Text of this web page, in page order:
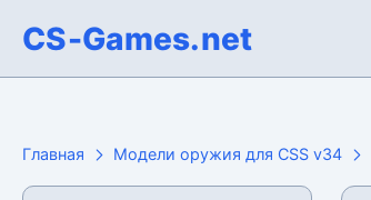
CS-Games.net
Главная Модели оружия для CSS v34